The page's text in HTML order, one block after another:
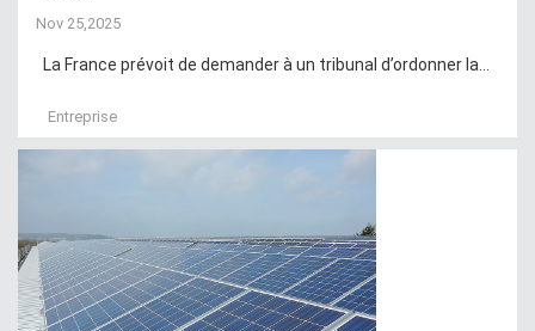
Nov 25,2025
La France prévoit de demander à un tribunal d’ordonner la...
Entreprise